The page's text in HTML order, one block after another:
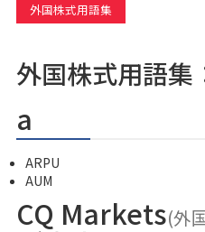
外国株式用語集
外国株式用語集
a
ARPU
AUM
CQ Markets(外